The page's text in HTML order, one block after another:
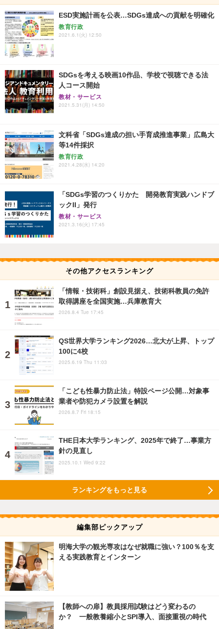
ESD実施計画を公表…SDGs達成への貢献を明確化
教育行政
2021.6.1(火) 12:50
SDGsを考える映画10作品、学校で視聴できる法
人コース開始
教材・サービス
2021.5.31(月) 14:50
文科省「SDGs達成の担い手育成推進事業」広島大
等14件採択
教育行政
2021.4.28(水) 14:20
「SDGs学習のつくりかた 開発教育実践ハンドブ
ックII」発行
教材・サービス
2021.3.16(火) 17:45
その他アクセスランキング
「情報・技術科」創設見据え、技術科教員の免許
取得講座を全国実施…兵庫教育大
2026.8.4 Tue 17:45
QS世界大学ランキング2026…北大が上昇、トップ
100に4校
2025.6.19 Thu 11:03
「こども性暴力防止法」特設ページ公開…対象事
業者や防犯カメラ設置を解説
2026.8.7 Fri 18:15
THE日本大学ランキング、2025年で終了…事業方
針の見直し
2025.10.1 Wed 9:22
ランキングをもっと見る
編集部ピックアップ
明海大学の観光専攻はなぜ就職に強い？100％を支
える実践教育とインターン
【教師への扉】教員採用試験はどう変わるの
か？ 一般教養縮小とSPI導入、面接重視の時代